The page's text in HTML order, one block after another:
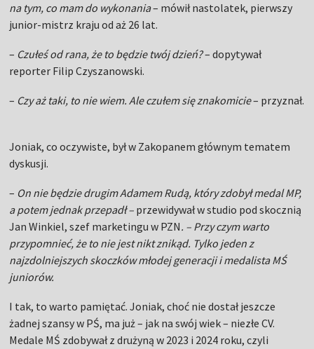
na tym, co mam do wykonania– mówił nastolatek, pierwszy
junior-mistrz kraju od aż 26 lat.
– Czułeś od rana, że to będzie twój dzień?– dopytywał
reporter Filip Czyszanowski.
– Czy aż taki, to nie wiem. Ale czułem się znakomicie– przyznał.
Joniak, co oczywiste, był w Zakopanem głównym tematem
dyskusji.
– On nie będzie drugim Adamem Rudą, który zdobył medal MP,
a potem jednak przepadł – przewidywał w studio pod skocznią
Jan Winkiel, szef marketingu w PZN. – Przy czym warto
przypomnieć, że to nie jest nikt znikąd. Tylko jeden z
najzdolniejszych skoczków młodej generacji i medalista MŚ
juniorów.
I tak, to warto pamiętać. Joniak, choć nie dostał jeszcze
żadnej szansy w PŚ, ma już – jak na swój wiek – niezłe CV.
Medale MŚ zdobywał z drużyną w 2023 i 2024 roku, czyli